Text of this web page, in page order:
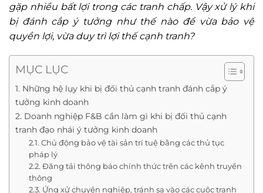
gặp nhiều bất lợi trong các tranh chấp. Vậy xử lý khi
bị đánh cắp ý tưởng như thế nào để vừa bảo vệ
quyền lợi, vừa duy trì lợi thế cạnh tranh?
MỤC LỤC
1. Những hệ lụy khi bị đối thủ cạnh tranh đánh cắp ý
tưởng kinh doanh
2. Doanh nghiệp F&B cần làm gì khi bị đối thủ cạnh
tranh đạo nhái ý tưởng kinh doanh
2.1. Chủ động bảo vệ tài sản trí tuệ bằng các thủ tục
pháp lý
2.2. Đăng tải thông báo chính thức trên các kênh truyền
thông
2.3. Ứng xử chuyên nghiệp, tránh sa vào các cuộc tranh